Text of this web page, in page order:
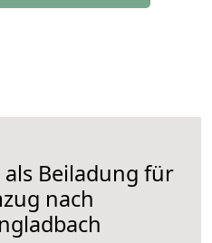
Beiladung für
nach